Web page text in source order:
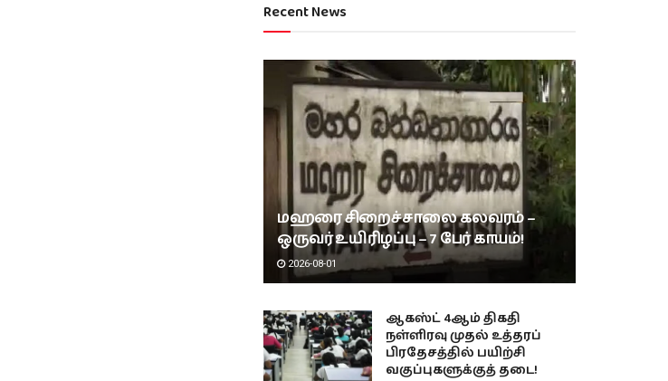
Recent News
மஹரை சிறைச்சாலை கலவரம் –
ஒருவர் உயிரிழப்பு – 7 பேர் காயம்!
2026-08-01
ஆகஸ்ட் 4ஆம் திகதி
நள்ளிரவு முதல் உத்தரப்
பிரதேசத்தில் பயிற்சி
வகுப்புகளுக்குத் தடை!